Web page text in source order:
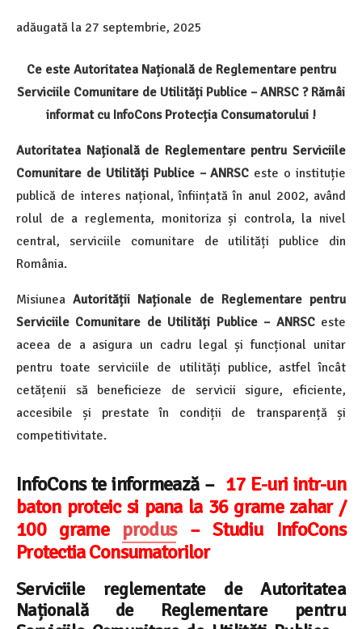
adăugată la 27 septembrie, 2025
Ce este Autoritatea Națională de Reglementare pentru
Serviciile Comunitare de Utilități Publice – ANRSC ? Rămâi
informat cu InfoCons Protecția Consumatorului !
Autoritatea Națională de Reglementare pentru Serviciile
Comunitare de Utilități Publice – ANRSC este o instituție
publică de interes național, înființată în anul 2002, având
rolul de a reglementa, monitoriza și controla, la nivel
central, serviciile comunitare de utilități publice din
România.
MisiuneaAutorității Naționale de Reglementare pentru
Serviciile Comunitare de Utilități Publice – ANRSCeste
aceea de a asigura un cadru legal și funcțional unitar
pentru toate serviciile de utilități publice, astfel încât
cetățenii să beneficieze de servicii sigure, eficiente,
accesibile și prestate în condiții de transparență și
competitivitate.
InfoCons te informează – 17 E-uri intr-un
baton proteic si pana la 36 grame zahar /
100 grame produs– Studiu InfoCons
Protectia Consumatorilor
Serviciile reglementate de Autoritatea
Națională de Reglementare pentru